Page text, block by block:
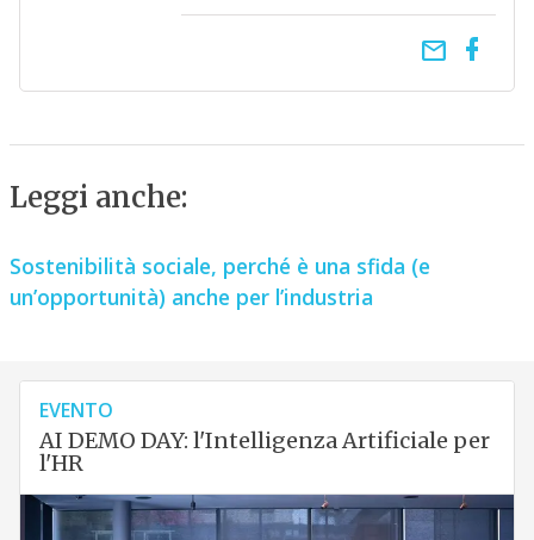
email
Leggi anche:
Sostenibilità sociale, perché è una sfida (e
un’opportunità) anche per l’industria
EVENTO
AI DEMO DAY: l'Intelligenza Artificiale per
l'HR